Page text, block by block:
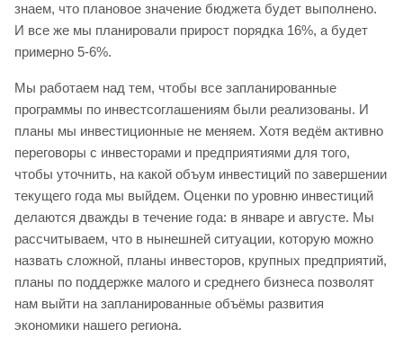
знаем, что плановое значение бюджета будет выполнено.
И все же мы планировали прирост порядка 16%, а будет
примерно 5-6%.
Мы работаем над тем, чтобы все запланированные
программы по инвестсоглашениям были реализованы. И
планы мы инвестиционные не меняем. Хотя ведём активно
переговоры с инвесторами и предприятиями для того,
чтобы уточнить, на какой объум инвестиций по завершении
текущего года мы выйдем. Оценки по уровню инвестиций
делаются дважды в течение года: в январе и августе. Мы
рассчитываем, что в нынешней ситуации, которую можно
назвать сложной, планы инвесторов, крупных предприятий,
планы по поддержке малого и среднего бизнеса позволят
нам выйти на запланированные объёмы развития
экономики нашего региона.